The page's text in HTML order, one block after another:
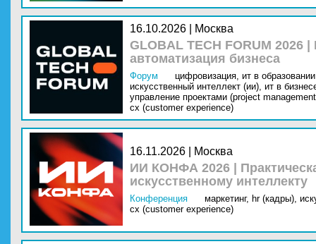
16.10.2026 | Москва
GLOBAL TECH FORUM
автоматизация бизнеса
Форум цифровизация, ит в
искусственный интеллект (ии), ит в
управление проектами (project
cx (customer experience)
16.11.2026 | Москва
ИИ КОНФА 2026 |
искусственному интеллекту
Конференция маркетинг, hr (кадры),
cx (customer experience)